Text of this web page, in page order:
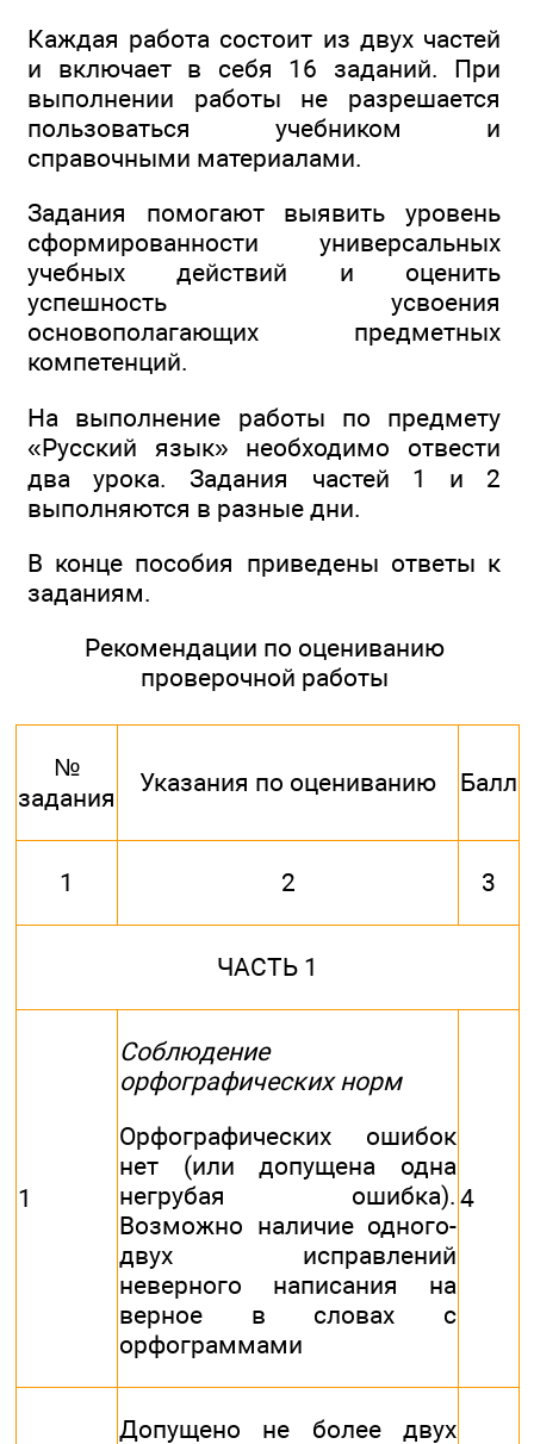
Каждая работа состоит из двух частей
и включает в себя 16 заданий. При
выполнении работы не разрешается
пользоваться учебником и
справочными материалами.
Задания помогают выявить уровень
сформированности универсальных
учебных действий и оценить
успешность усвоения
основополагающих предметных
компетенций.
На выполнение работы по предмету
«Русский язык» необходимо отвести
два урока. Задания частей 1 и 2
выполняются в разные дни.
В конце пособия приведены ответы к
заданиям.
Рекомендации по оцениванию
проверочной работы
№
задания
Указания по оцениванию Балл
1 2 3
ЧАСТЬ 1
1
Соблюдение
орфографических норм
Орфографических ошибок
нет (или допущена одна
негрубая ошибка).
Возможно наличие одного-
двух исправлений
неверного написания на
верное в словах с
орфограммами
4
Допущено не более двух